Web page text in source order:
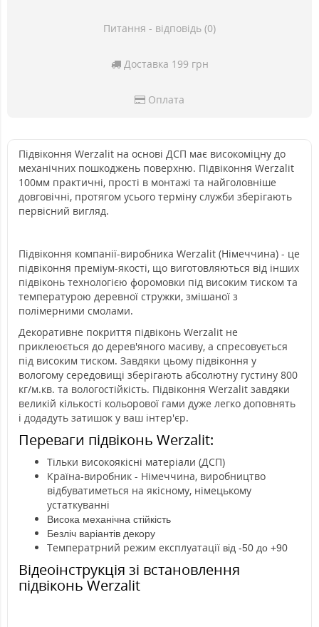
Питання - відповідь (0)
Доставка 199 грн
Оплата
Підвіконня Werzalit на основі ДСП має високоміцну до
механічних пошкоджень поверхню. Підвіконня Werzalit
100мм практичні, прості в монтажі та найголовніше
довговічні, протягом усього терміну служби зберігають
первісний вигляд.
Підвіконня компанії-виробника Werzalit (Німеччина) - це
підвіконня преміум-якості, що виготовляються від інших
підвіконь технологією форомовки під високим тиском та
температурою деревної стружки, змішаної з
полімерними смолами.
Декоративне покриття підвіконь Werzalit не
приклеюється до дерев'яного масиву, а спресовується
під високим тиском. Завдяки цьому підвіконня у
вологому середовищі зберігають абсолютну густину 800
кг/м.кв. та вологостійкість. Підвіконня Werzalit завдяки
великій кількості кольорової гами дуже легко доповнять
і додадуть затишок у ваш інтер'єр.
Переваги підвіконь Werzalit:
Тільки високоякісні матеріали (ДСП)
Країна-виробник - Німеччина, виробництво
відбуватиметься на якісному, німецькому
устаткуванні
Висока механічна стійкість
Безліч варіантів декору
Температрний режим експлуатації від -50 до +90
Відеоінструкція зі встановлення
підвіконь Werzalit